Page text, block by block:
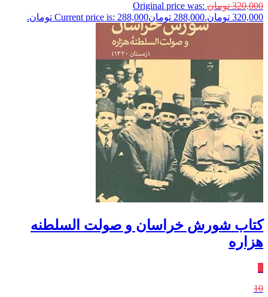
320,000 تومان Original price was:
320,000 تومان.
288,000 تومانCurrent price is: 288,000 تومان.
کتاب شورش خراسان و صولت السلطنه
هزاره
10